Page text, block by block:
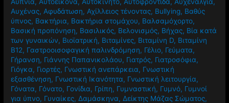
Αυχένας, Αφυδάτωση, Αχίλλειος τένοντας, Βullying, Βαθύς
ύπνος, Βακτήρια, Βακτήρια στομάχου, Βαλσαμόχορτο,
Βασική προπόνηση, Βασιλικός, Βελονισμός, Βήχας, Βία κατά
των γυναικών, Βιοϊατρική, Βιταμίνες, Βιταμίνη D, Βιταμίνη
Β12, Γαστροοισοφαγική παλινδρόμηση, Γέλιο, Γεύματα,
Γήρανση, Γιάννης Παπανικολάου, Γιατρός, Γιατροσόφια,
Γιόγκα, Γιορτές, Γνωστική ανεπάρκεια, Γνωστική
εξασθένηση, Γνωστική Ικανότητα, Γνωστική λειτουργία,
Γόνατα, Γόνατο, Γονίδια, Γρίπη, Γυμναστική, Γυμνό, Γυμνοί
για ύπνο, Γυναίκες, Δαμάσκηνα, Δείκτης Μάζας Σώματος,